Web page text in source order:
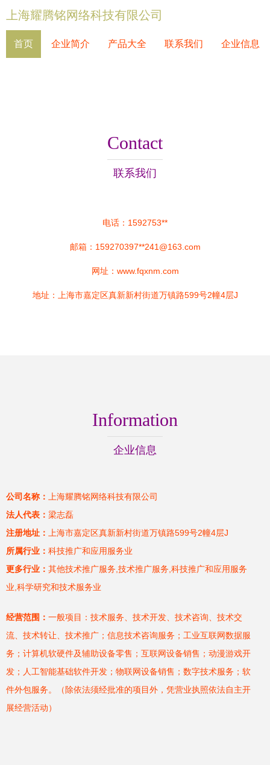
上海耀腾铭网络科技有限公司
首页 企业简介 产品大全 联系我们 企业信息
Contact
联系我们
电话：1592753**
邮箱：159270397**241@163.com
网址： www.fqxnm.com
地址：上海市嘉定区真新新村街道万镇路599号2幢4层J
Information
企业信息
公司名称：
上海耀腾铭网络科技有限公司
法人代表： 梁志磊
注册地址：
上海市嘉定区真新新村街道万镇路599号2幢4层J
所属行业： 科技推广和应用服务业
更多行业： 其他技术推广服务,技术推广服务,科技推广和应用服务
业,科学研究和技术服务业
经营范围： 一般项目：技术服务、技术开发、技术咨询、技术交
流、技术转让、技术推广；信息技术咨询服务；工业互联网数据服
务；计算机软硬件及辅助设备零售；互联网设备销售；动漫游戏开
发；人工智能基础软件开发；物联网设备销售；数字技术服务；软
件外包服务。（除依法须经批准的项目外，凭营业执照依法自主开
展经营活动）